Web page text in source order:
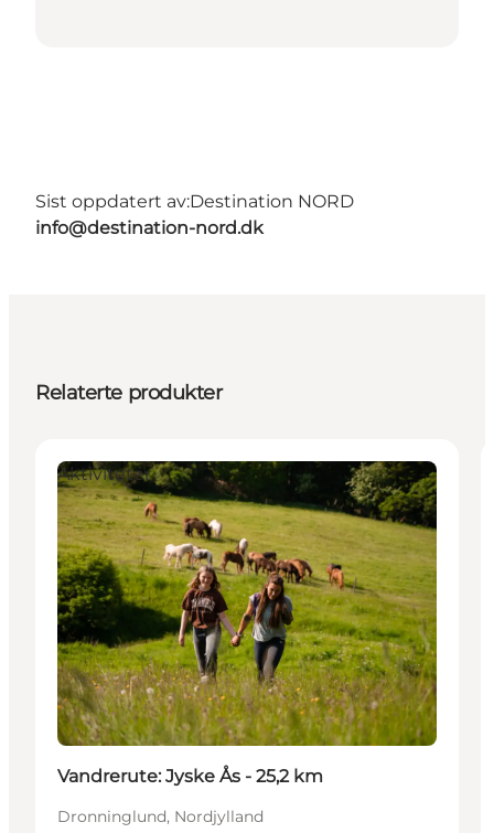
Sist oppdatert av:Destination NORD
info@destination-nord.dk
Relaterte produkter
Aktiviteter
Vandrerute: Jyske Ås - 25,2 km
Dronninglund, Nordjylland